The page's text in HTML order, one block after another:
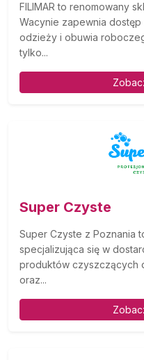
FILIMAR to renomowany
Wacynie zapewnia
odzieży i obuwia
tylko...
Super Czyste
Super Czyste z Poznania
specjalizująca się w
produktów czyszczących
oraz...